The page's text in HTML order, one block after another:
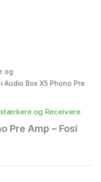
og
Audio Box X5 Phono Pre
og Receivere
Pre Amp – Fosi